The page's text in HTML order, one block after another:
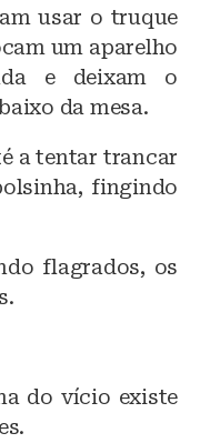
usar o truque
um aparelho
e deixam o
da mesa.
a tentar trancar
fingindo
flagrados, os
do vício existe